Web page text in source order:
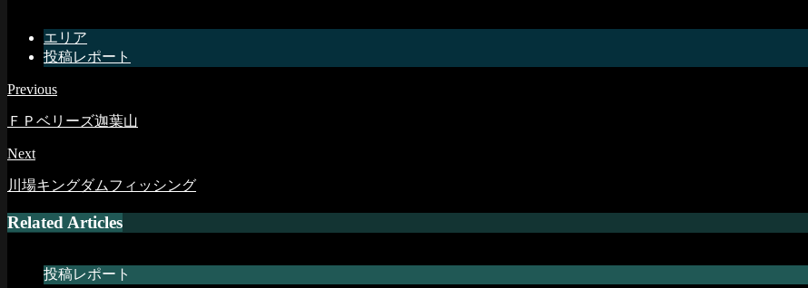
エリア
投稿レポート
Previous
ＦＰベリーズ迦葉山
Next
川場キングダムフィッシング
Related Articles
投稿レポート